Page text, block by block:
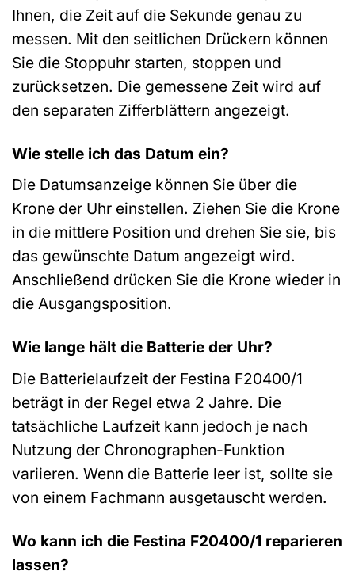
Ihnen, die Zeit auf die Sekunde genau zu
messen. Mit den seitlichen Drückern können
Sie die Stoppuhr starten, stoppen und
zurücksetzen. Die gemessene Zeit wird auf
den separaten Zifferblättern angezeigt.
Wie stelle ich das Datum ein?
Die Datumsanzeige können Sie über die
Krone der Uhr einstellen. Ziehen Sie die Krone
in die mittlere Position und drehen Sie sie, bis
das gewünschte Datum angezeigt wird.
Anschließend drücken Sie die Krone wieder in
die Ausgangsposition.
Wie lange hält die Batterie der Uhr?
Die Batterielaufzeit der Festina F20400/1
beträgt in der Regel etwa 2 Jahre. Die
tatsächliche Laufzeit kann jedoch je nach
Nutzung der Chronographen-Funktion
variieren. Wenn die Batterie leer ist, sollte sie
von einem Fachmann ausgetauscht werden.
Wo kann ich die Festina F20400/1 reparieren
lassen?